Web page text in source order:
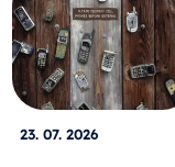
23. 07. 2026